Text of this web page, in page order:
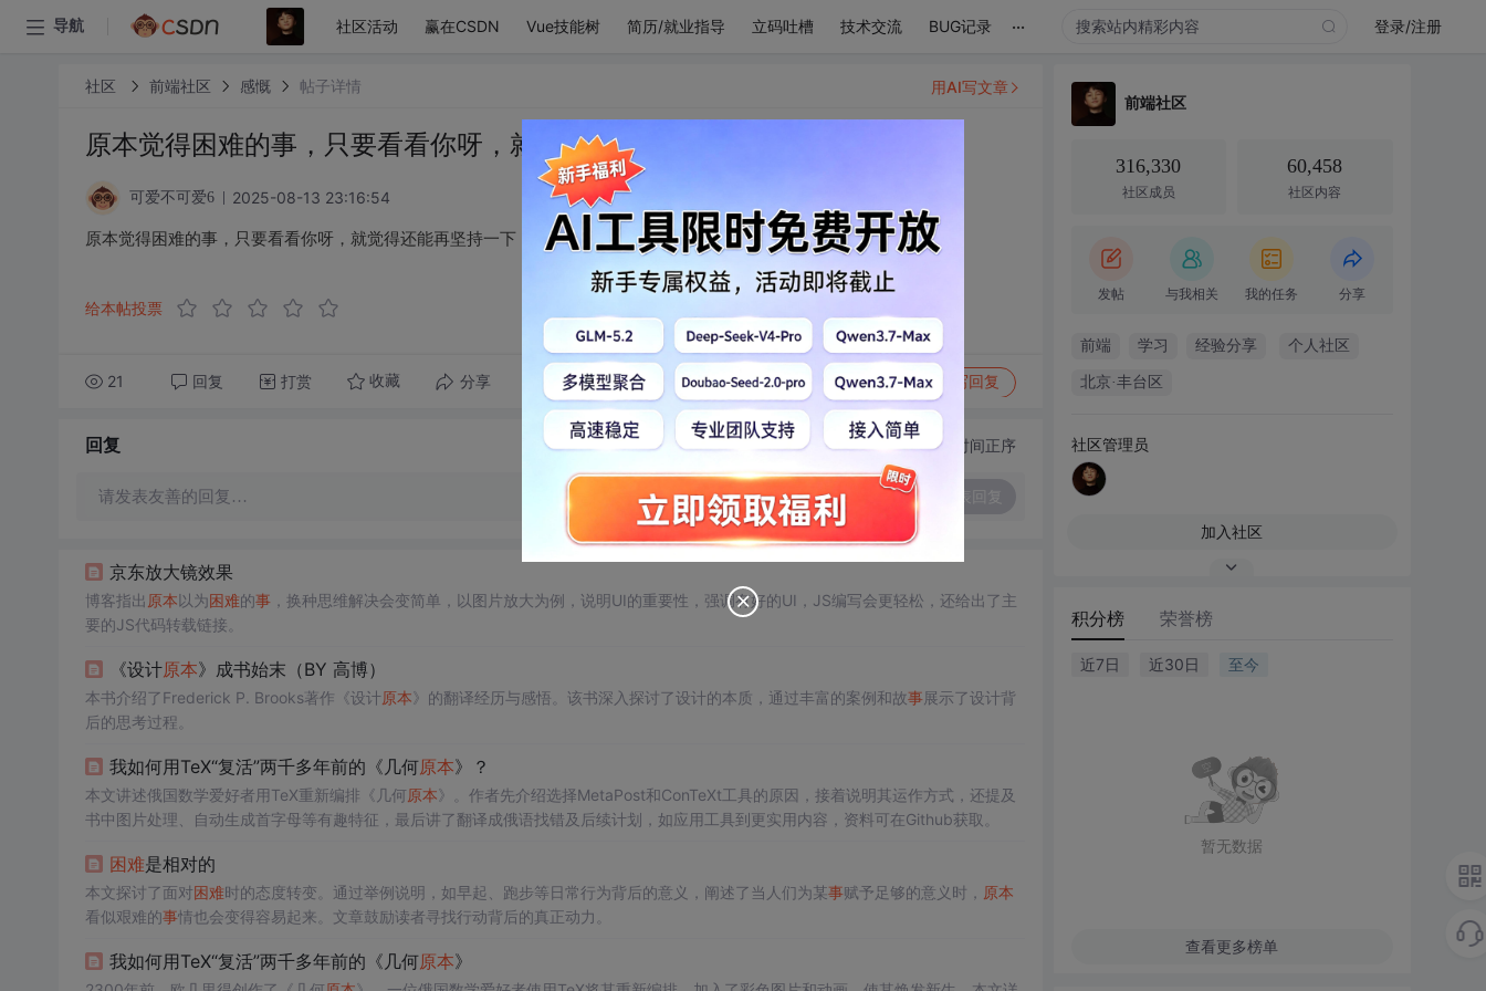
导航 社区活动 赢在CSDN Vue技能树 简历/就业指导 立码吐槽 技术交流 BUG记录 ... 登录/注册
社区 前端社区 感慨 帖子详情
原本觉得困难的事，只要看看你呀，就觉得还能再坚持一下
可爱不可爱6 2025-08-13 23:16:54
原本觉得困难的事，只要看看你呀，就觉得还能再坚持一下
给本帖投票
21 回复 打赏 收藏 分享 转发到动态 举报 写回复
用AI写文章
回复 切换为时间正序
请发表友善的回复…
京东放大镜效果
博客指出 原本以为困难的事，换种思维解决会变简单，以图片放大为例，说明UI的重要性，强调有好的UI，JS编写会更轻松，还给出了主
要的JS代码转载链接。
《设计原本》成书始末（BY 高博）
本书介绍了Frederick P. Brooks著作《设计原本》的翻译经历与感悟。该书深入探讨了设计的本质，通过丰富的案例和故事展示了设计背
后的思考过程。
我如何用TeX“复活”两千多年前的《几何原本》？
本文讲述俄国数学爱好者用TeX重新编排《几何原本》。作者先介绍选择MetaPost和ConTeXt工具的原因，接着说明其运作方式，还提及
书中图片处理、自动生成首字母等有趣特征，最后讲了翻译成俄语找错及后续计划，如应用工具到更实用内容，资料可在Github获取。
困难是相对的
本文探讨了面对困难时的态度转变。通过举例说明，如早起、跑步等日常行为背后的意义，阐述了当人们为某事赋予足够的意义时， 原本
看似艰难的事情也会变得容易起来。文章鼓励读者寻找行动背后的真正动力。
我如何用TeX“复活”两千多年前的《几何原本》
前端社区
316,330
社区成员
60,458
社区内容
发帖 与我相关 我的任务 分享
前端 学习 经验分享 个人社区
北京·丰台区
社区管理员
加入社区
积分榜 荣誉榜
近7日 近30日 至今
暂无数据
查看更多榜单